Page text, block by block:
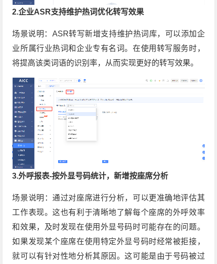
2.企业ASR支持维护热词优化转写效果
场景说明：ASR转写新增支持维护热词库，可以添加企
业所属行业热词和企业专有名词。在使用转写服务时，
将提高该类词语的识别率，从而实现更好的转写效果。
3.外呼报表-按外显号码统计，新增按座席分析
场景说明：通过对座席进行分析，可以更准确地评估其
工作表现。这也有利于清晰地了解每个座席的外呼效率
和效果，及时发现在使用外显号码时可能存在的问题。
如果发现某个座席在使用特定外显号码时经常被拒接，
就可以有针对性地分析其原因。这可能是由于号码被过